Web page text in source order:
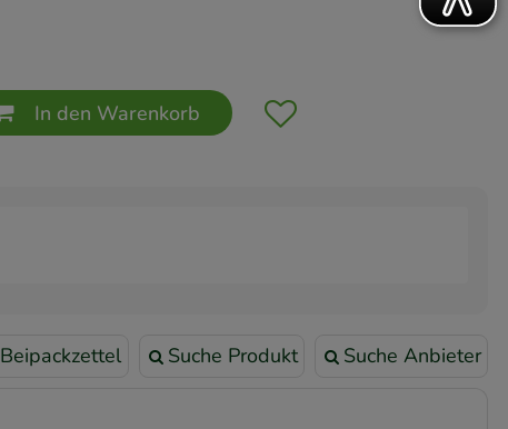
In den Warenkorb
Beipackzettel Suche Produkt Suche Anbieter